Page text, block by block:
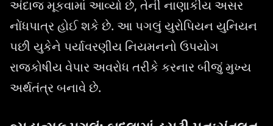
અંદાજ મૂકવામાં આવ્યો છે, તેની નાણાકીય અસર
નોંધપાત્ર હોઈ શકે છે. આ પગલું યુરોપિયન યુનિયન
પછી યુકેને પર્યાવરણીય નિયમનનો ઉપયોગ
રાજકોષીય વેપાર અવરોધ તરીકે કરનાર બીજું મુખ્ય
અર્થતંત્ર બનાવે છે.